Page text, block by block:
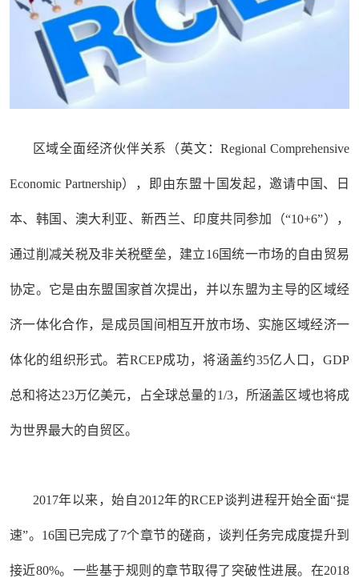
区域全面经济伙伴关系（英文：Regional Comprehensive
Economic Partnership），即由东盟十国发起，邀请中国、日
本、韩国、澳大利亚、新西兰、印度共同参加（“10+6”），
通过削减关税及非关税壁垒，建立16国统一市场的自由贸易
协定。它是由东盟国家首次提出，并以东盟为主导的区域经
济一体化合作，是成员国间相互开放市场、实施区域经济一
体化的组织形式。若RCEP成功，将涵盖约35亿人口，GDP
总和将达23万亿美元，占全球总量的1/3，所涵盖区域也将成
为世界最大的自贸区。
2017年以来，始自2012年的RCEP谈判进程开始全面“提
速”。16国已完成了7个章节的磋商，谈判任务完成度提升到
接近80%。一些基于规则的章节取得了突破性进展。在2018